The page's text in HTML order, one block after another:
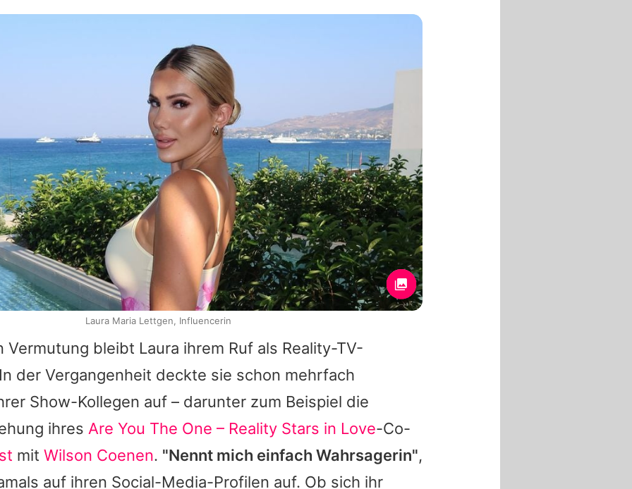
Vermutung bleibt Laura ihrem Ruf als Reality-TV-
der Vergangenheit deckte sie schon mehrfach
Show-Kollegen auf – darunter zum Beispiel die
ihres Are You The One – Reality Stars in Love-Co-
mit Wilson Coenen. "Nennt mich einfach Wahrsagerin",
auf ihren Social-Media-Profilen auf. Ob sich ihr
Laura Maria Lettgen, Influencerin